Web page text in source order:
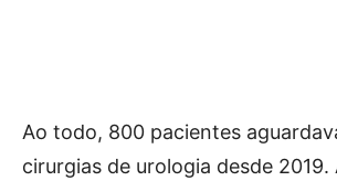
Ao todo, 800 pacientes
cirurgias de urologia desde 2019.